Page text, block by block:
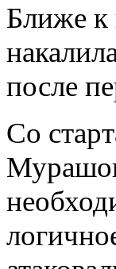
Ближе к
после
Со